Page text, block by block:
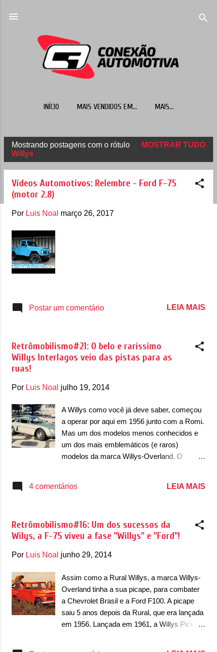
INÍCIO MAIS VENDIDOS EM... MAIS…
o
Mostrando postagens com o rótulo
Willys
MOSTRAR TUDO
Vídeos Automotivos: Relembre - Ford F-75
(motor 2.8)
Por Luis Noal março 26, 2017
Postar um comentário LEIA MAIS
Retrômobilismo#21: O belo e raríssimo
Willys Interlagos veio das pistas para as
ruas!
Por Luis Noal julho 19, 2014
A Willys como você já deve saber, começou
a operar por aqui em 1956 junto com a Romi.
Mas um dos modelos menos conhecidos e
um dos mais emblemáticos (e raros)
modelos da marca Willys-Overland. O
Paulo que aconteceu em 1961 e vendas a
foi denominado Interlagos em alusão ao
autódromo paulistano. O Willys Interlagos era
em 1956 e durou até 1963 na Europa. O
época, onde sua carroceria era feita de fibra-
de-vidro e pesava apenas 535kg na versão
berlineta e 570kg na coupé e conversível.
Era vendido apenas sob encomenda nas
concessionárias da Willys e vinha em 3 tipos
4 comentários LEIA MAIS
Retrômobilismo#16: Um dos sucessos da
Wilys, a F-75 viveu a fase "Willys" e "Ford"!
Por Luis Noal junho 29, 2014
Assim como a Rural Willys, a marca Willys-
Overland tinha a sua picape, para combater
a Chevrolet Brasil e a Ford F100. A picape
saiu 5 anos depois da Rural, que era lançada
em 1956. Lançada em 1961, a Willys Pickup,